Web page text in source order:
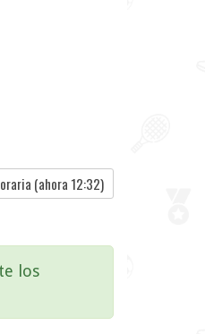
(ahora 12:32)
los